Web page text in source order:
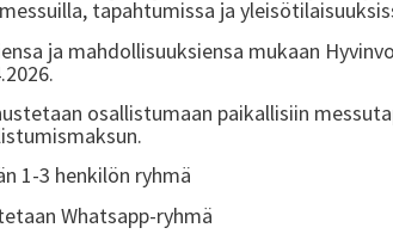
tapahtumissa ja
ja mahdollisuuksiensa mukaan
osallistumaan paikallisiin
1-3 henkilön ryhmä
Whatsapp-ryhmä